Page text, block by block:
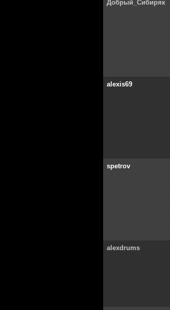
Добрый_Сибиряк
alexis69
spetrov
alexdrums